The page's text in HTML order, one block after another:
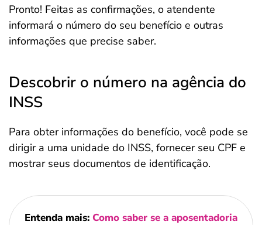
Pronto! Feitas as confirmações, o atendente
informará o número do seu benefício e outras
informações que precise saber.
Descobrir o número na agência do
INSS
Para obter informações do benefício, você pode se
dirigir a uma unidade do INSS, fornecer seu CPF e
mostrar seus documentos de identificação.
Entenda mais: Como saber se a aposentadoria